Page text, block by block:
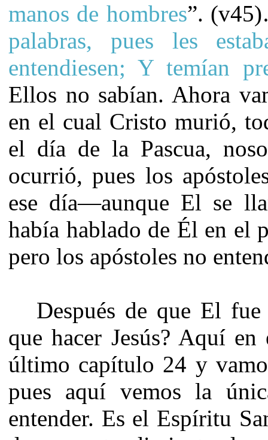
manos de hombres”.
palabras, pues les
entendiesen; Y temían
Ellos no sabían. Ahora
en el cual Cristo murió,
el día de la Pascua,
ocurrió, pues los
ese día—aunque El se
había hablado de Él en el
pero los apóstoles no
Después de que El
que hacer Jesús? Aquí
último capítulo 24 y
pues aquí vemos la
entender. Es el Espíritu